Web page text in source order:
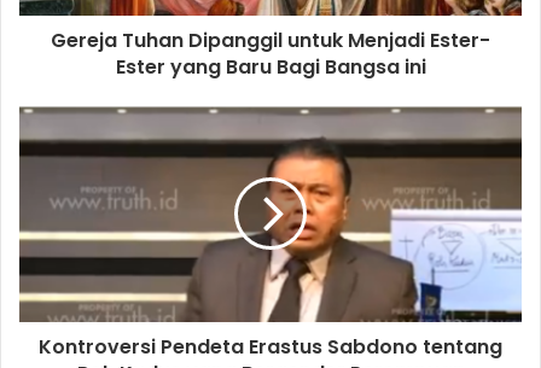
d
s
s
Gereja Tuhan Dipanggil untuk Menjadi Ester-
Ester yang Baru Bagi Bangsa ini
Kontroversi Pendeta Erastus Sabdono tentang